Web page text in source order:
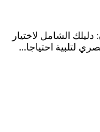
الآن: دليلك الشامل لاختيار
لتلبية احتياجا...